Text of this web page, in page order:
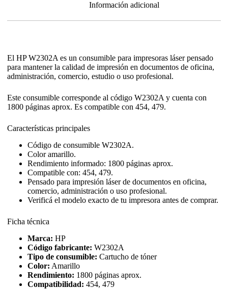
Información adicional
El HP W2302A es un consumible para impresoras láser pensado
para mantener la calidad de impresión en documentos de oficina,
administración, comercio, estudio o uso profesional.
Este consumible corresponde al código W2302A y cuenta con
1800 páginas aprox. Es compatible con 454, 479.
Características principales
Código de consumible W2302A.
Color amarillo.
Rendimiento informado: 1800 páginas aprox.
Compatible con: 454, 479.
Pensado para impresión láser de documentos en oficina,
comercio, administración o uso profesional.
Verificá el modelo exacto de tu impresora antes de comprar.
Ficha técnica
Marca: HP
Código fabricante: W2302A
Tipo de consumible: Cartucho de tóner
Color: Amarillo
Rendimiento: 1800 páginas aprox.
Compatibilidad: 454, 479